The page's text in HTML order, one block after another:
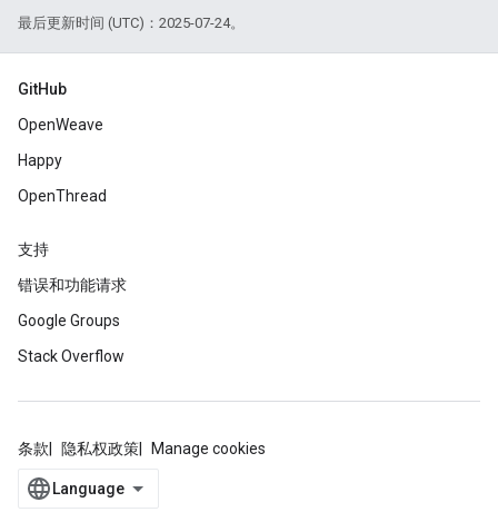
最后更新时间 (UTC)：2025-07-24。
GitHub
OpenWeave
Happy
OpenThread
支持
错误和功能请求
Google Groups
Stack Overflow
条款 隐私权政策 Manage cookies